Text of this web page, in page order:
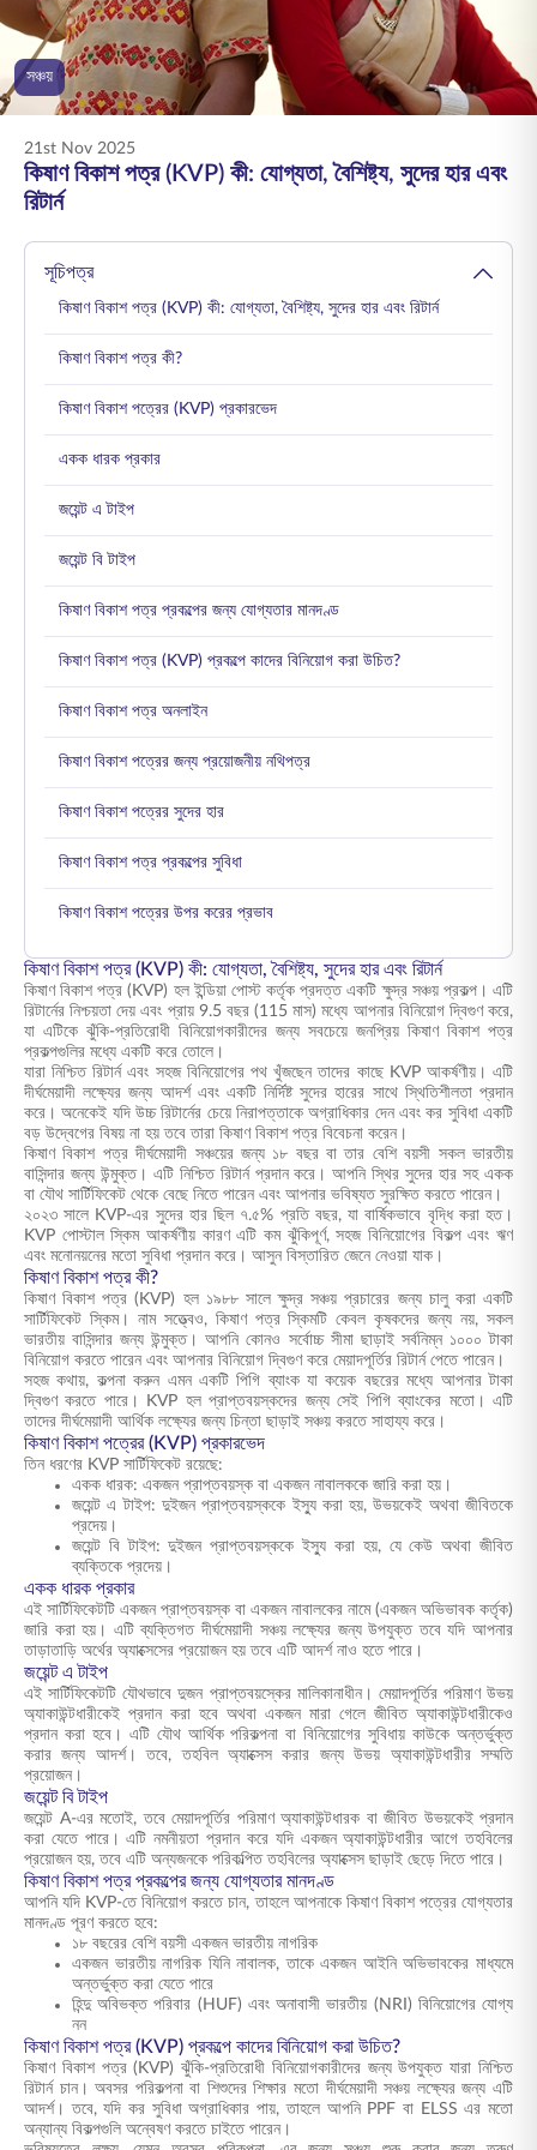
ENGLISH
অনলাইনে কিনুন প্রিমিয়াম পরিশোধ করুন
সঞ্চয়
21st Nov 2025
কিষাণ বিকাশ পত্র (KVP) কী: যোগ্যতা, বৈশিষ্ট্য, সুদের হার এবং
রিটার্ন
সূচিপত্র
কিষাণ বিকাশ পত্র (KVP) কী: যোগ্যতা, বৈশিষ্ট্য, সুদের হার এবং রিটার্ন
কিষাণ বিকাশ পত্র কী?
কিষাণ বিকাশ পত্রের (KVP) প্রকারভেদ
একক ধারক প্রকার
জয়েন্ট এ টাইপ
জয়েন্ট বি টাইপ
কিষাণ বিকাশ পত্র প্রকল্পের জন্য যোগ্যতার মানদণ্ড
কিষাণ বিকাশ পত্র (KVP) প্রকল্পে কাদের বিনিয়োগ করা উচিত?
কিষাণ বিকাশ পত্র অনলাইন
কিষাণ বিকাশ পত্রের জন্য প্রয়োজনীয় নথিপত্র
কিষাণ বিকাশ পত্রের সুদের হার
কিষাণ বিকাশ পত্র প্রকল্পের সুবিধা
কিষাণ বিকাশ পত্রের উপর করের প্রভাব
কিষাণ বিকাশ পত্র (KVP) কী: যোগ্যতা, বৈশিষ্ট্য, সুদের হার এবং রিটার্ন
কিষাণ বিকাশ পত্র (KVP) হল ইন্ডিয়া পোস্ট কর্তৃক প্রদত্ত একটি ক্ষুদ্র সঞ্চয় প্রকল্প। এটি
রিটার্নের নিশ্চয়তা দেয় এবং প্রায় 9.5 বছর (115 মাস) মধ্যে আপনার বিনিয়োগ দ্বিগুণ করে,
যা এটিকে ঝুঁকি-প্রতিরোধী বিনিয়োগকারীদের জন্য সবচেয়ে জনপ্রিয় কিষাণ বিকাশ পত্র
প্রকল্পগুলির মধ্যে একটি করে তোলে।
যারা নিশ্চিত রিটার্ন এবং সহজ বিনিয়োগের পথ খুঁজছেন তাদের কাছে KVP আকর্ষণীয়। এটি
দীর্ঘমেয়াদী লক্ষ্যের জন্য আদর্শ এবং একটি নির্দিষ্ট সুদের হারের সাথে স্থিতিশীলতা প্রদান
করে। অনেকেই যদি উচ্চ রিটার্নের চেয়ে নিরাপত্তাকে অগ্রাধিকার দেন এবং কর সুবিধা একটি
বড় উদ্বেগের বিষয় না হয় তবে তারা কিষাণ বিকাশ পত্র বিবেচনা করেন।
কিষাণ বিকাশ পত্র দীর্ঘমেয়াদী সঞ্চয়ের জন্য ১৮ বছর বা তার বেশি বয়সী সকল ভারতীয়
বাসিন্দার জন্য উন্মুক্ত। এটি নিশ্চিত রিটার্ন প্রদান করে। আপনি স্থির সুদের হার সহ একক
বা যৌথ সার্টিফিকেট থেকে বেছে নিতে পারেন এবং আপনার ভবিষ্যত সুরক্ষিত করতে পারেন।
২০২৩ সালে KVP-এর সুদের হার ছিল ৭.৫% প্রতি বছর, যা বার্ষিকভাবে বৃদ্ধি করা হত।
KVP পোস্টাল স্কিম আকর্ষণীয় কারণ এটি কম ঝুঁকিপূর্ণ, সহজ বিনিয়োগের বিকল্প এবং ঋণ
এবং মনোনয়নের মতো সুবিধা প্রদান করে। আসুন বিস্তারিত জেনে নেওয়া যাক।
কিষাণ বিকাশ পত্র কী?
কিষাণ বিকাশ পত্র (KVP) হল ১৯৮৮ সালে ক্ষুদ্র সঞ্চয় প্রচারের জন্য চালু করা একটি
সার্টিফিকেট স্কিম। নাম সত্ত্বেও, কিষাণ পত্র স্কিমটি কেবল কৃষকদের জন্য নয়, সকল
ভারতীয় বাসিন্দার জন্য উন্মুক্ত। আপনি কোনও সর্বোচ্চ সীমা ছাড়াই সর্বনিম্ন ১০০০ টাকা
বিনিয়োগ করতে পারেন এবং আপনার বিনিয়োগ দ্বিগুণ করে মেয়াদপূর্তির রিটার্ন পেতে পারেন।
সহজ কথায়, কল্পনা করুন এমন একটি পিগি ব্যাংক যা কয়েক বছরের মধ্যে আপনার টাকা
দ্বিগুণ করতে পারে। KVP হল প্রাপ্তবয়স্কদের জন্য সেই পিগি ব্যাংকের মতো। এটি
তাদের দীর্ঘমেয়াদী আর্থিক লক্ষ্যের জন্য চিন্তা ছাড়াই সঞ্চয় করতে সাহায্য করে।
কিষাণ বিকাশ পত্রের (KVP) প্রকারভেদ
তিন ধরণের KVP সার্টিফিকেট রয়েছে:
একক ধারক: একজন প্রাপ্তবয়স্ক বা একজন নাবালককে জারি করা হয়।
জয়েন্ট এ টাইপ: দুইজন প্রাপ্তবয়স্ককে ইস্যু করা হয়, উভয়কেই অথবা জীবিতকে
প্রদেয়।
জয়েন্ট বি টাইপ: দুইজন প্রাপ্তবয়স্ককে ইস্যু করা হয়, যে কেউ অথবা জীবিত
ব্যক্তিকে প্রদেয়।
একক ধারক প্রকার
এই সার্টিফিকেটটি একজন প্রাপ্তবয়স্ক বা একজন নাবালকের নামে (একজন অভিভাবক কর্তৃক)
জারি করা হয়। এটি ব্যক্তিগত দীর্ঘমেয়াদী সঞ্চয় লক্ষ্যের জন্য উপযুক্ত তবে যদি আপনার
তাড়াতাড়ি অর্থের অ্যাক্সেসের প্রয়োজন হয় তবে এটি আদর্শ নাও হতে পারে।
জয়েন্ট এ টাইপ
এই সার্টিফিকেটটি যৌথভাবে দুজন প্রাপ্তবয়স্কের মালিকানাধীন। মেয়াদপূর্তির পরিমাণ উভয়
অ্যাকাউন্টধারীকেই প্রদান করা হবে অথবা একজন মারা গেলে জীবিত অ্যাকাউন্টধারীকেও
প্রদান করা হবে। এটি যৌথ আর্থিক পরিকল্পনা বা বিনিয়োগের সুবিধায় কাউকে অন্তর্ভুক্ত
করার জন্য আদর্শ। তবে, তহবিল অ্যাক্সেস করার জন্য উভয় অ্যাকাউন্টধারীর সম্মতি
প্রয়োজন।
জয়েন্ট বি টাইপ
জয়েন্ট A-এর মতোই, তবে মেয়াদপূর্তির পরিমাণ অ্যাকাউন্টধারক বা জীবিত উভয়কেই প্রদান
করা যেতে পারে। এটি নমনীয়তা প্রদান করে যদি একজন অ্যাকাউন্টধারীর আগে তহবিলের
প্রয়োজন হয়, তবে এটি অন্যজনকে পরিকল্পিত তহবিলের অ্যাক্সেস ছাড়াই ছেড়ে দিতে পারে।
কিষাণ বিকাশ পত্র প্রকল্পের জন্য যোগ্যতার মানদণ্ড
আপনি যদি KVP-তে বিনিয়োগ করতে চান, তাহলে আপনাকে কিষাণ বিকাশ পত্রের যোগ্যতার
মানদণ্ড পূরণ করতে হবে:
১৮ বছরের বেশি বয়সী একজন ভারতীয় নাগরিক
একজন ভারতীয় নাগরিক যিনি নাবালক, তাকে একজন আইনি অভিভাবকের মাধ্যমে
অন্তর্ভুক্ত করা যেতে পারে
হিন্দু অবিভক্ত পরিবার (HUF) এবং অনাবাসী ভারতীয় (NRI) বিনিয়োগের যোগ্য
নন
কিষাণ বিকাশ পত্র (KVP) প্রকল্পে কাদের বিনিয়োগ করা উচিত?
কিষাণ বিকাশ পত্র (KVP) ঝুঁকি-প্রতিরোধী বিনিয়োগকারীদের জন্য উপযুক্ত যারা নিশ্চিত
রিটার্ন চান। অবসর পরিকল্পনা বা শিশুদের শিক্ষার মতো দীর্ঘমেয়াদী সঞ্চয় লক্ষ্যের জন্য এটি
আদর্শ। তবে, যদি কর সুবিধা অগ্রাধিকার পায়, তাহলে আপনি PPF বা ELSS এর মতো
অন্যান্য বিকল্পগুলি অন্বেষণ করতে চাইতে পারেন।